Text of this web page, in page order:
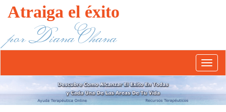
Atraiga el éxito
por Diana Ohana
Abrír/
el
menú